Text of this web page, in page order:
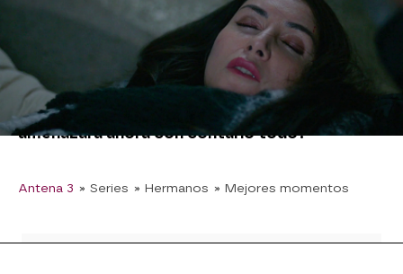
El empresario se las ingenia para avisar a una
ambulancia sin ser identificado mientras
Süreyya
se va de allí. Lo que ninguno se puede ni
imaginar es que
ha sido testigo de esta
escena y que lo ha grabado todo.
¿Les
amenazará ahora con contarlo todo?
Antena 3 » Series » Hermanos » Mejores momentos